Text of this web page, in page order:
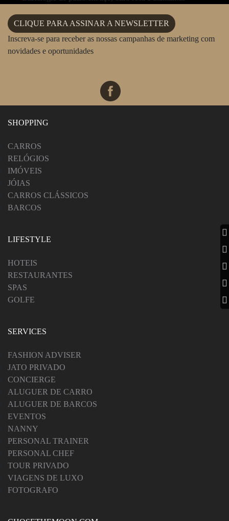
TOUR PRIVADO
CLIQUE PARA ASSINAR A NEWSLETTER
Inscreva-se para receber as nossas campanhas de marketing com
novidades e oportunidades
SHOPPING
CARROS
RELÓGIOS
IMÓVEIS
JÓIAS
CARROS CLÁSSICOS
BARCOS
LIFESTYLE
HOTEIS
RESTAURANTES
SPAS
GOLFE
SERVICES
FASHION ADVISER
JATO PRIVADO
CONCIERGE
ALUGUER DE CARRO
ALUGUER DE BARCOS
EVENTOS
NANNY
PERSONAL TRAINER
PERSONAL CHEF
TOUR PRIVADO
VIAGENS DE LUXO
FOTOGRAFO